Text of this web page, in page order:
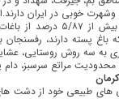
دست می آید و این
به سه روش روستایی،
مراتع سرسبز، دام
های طبیعی خود از دشت